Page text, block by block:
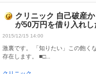
クリニック 自己破産
が50万円を借り入れし
2015/12/15 14:00
激裏です。 「知りたい」この飽く
存在します。 ■□...